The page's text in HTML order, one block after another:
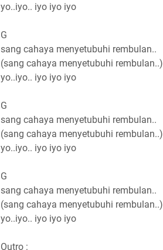
yo..iyo.. iyo iyo iyo
G
sang cahaya menyetubuhi rembulan..
(sang cahaya menyetubuhi rembulan..)
yo..iyo.. iyo iyo iyo
G
sang cahaya menyetubuhi rembulan..
(sang cahaya menyetubuhi rembulan..)
yo..iyo.. iyo iyo iyo
G
sang cahaya menyetubuhi rembulan..
(sang cahaya menyetubuhi rembulan..)
yo..iyo.. iyo iyo iyo
Outro :